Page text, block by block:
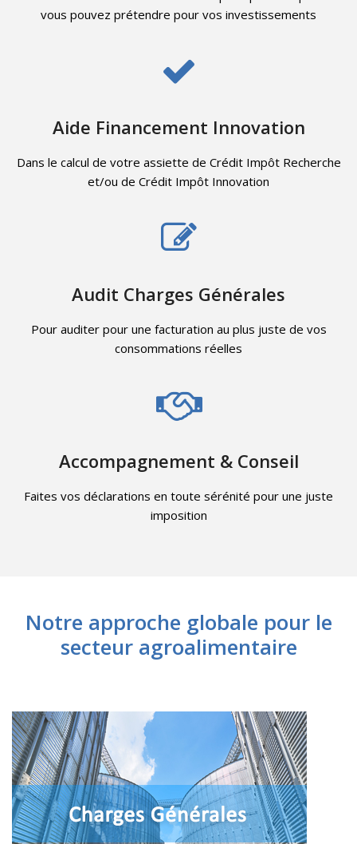
vous pouvez prétendre pour vos investissements
Aide Financement Innovation
Dans le calcul de votre assiette de Crédit Impôt Recherche
et/ou de Crédit Impôt Innovation
Audit Charges Générales
Pour auditer pour une facturation au plus juste de vos
consommations réelles
Accompagnement & Conseil
Faites vos déclarations en toute sérénité pour une juste
imposition
Notre approche globale pour le
secteur agroalimentaire